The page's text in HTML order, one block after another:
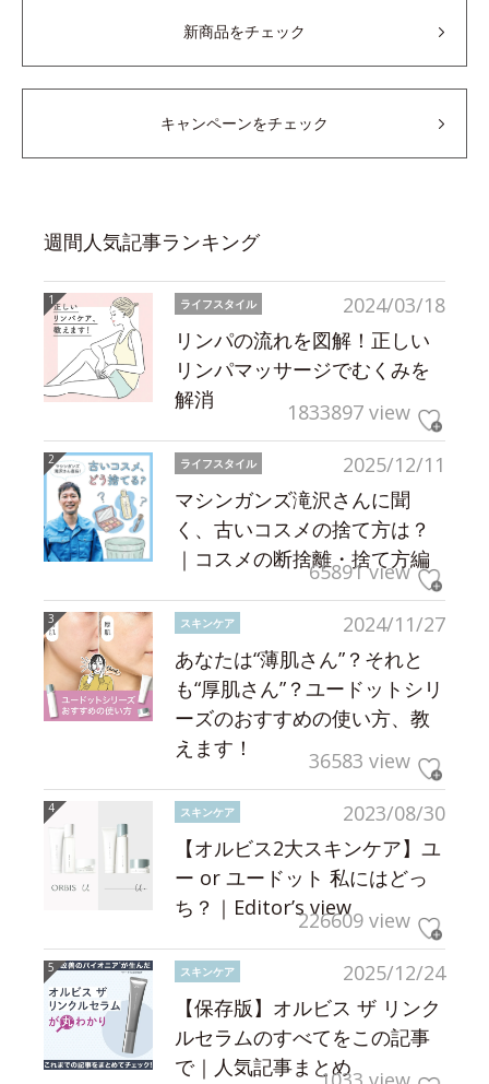
新商品をチェック
キャンペーンをチェック
週間人気記事ランキング
2024/03/18
ライフスタイル
リンパの流れを図解！正しい
リンパマッサージでむくみを
解消
1833897 view
2025/12/11
ライフスタイル
マシンガンズ滝沢さんに聞
く、古いコスメの捨て方は？
｜コスメの断捨離・捨て方編
65891 view
2024/11/27
スキンケア
あなたは“薄肌さん”？それと
も“厚肌さん”？ユードットシリ
ーズのおすすめの使い方、教
えます！
36583 view
2023/08/30
スキンケア
【オルビス2大スキンケア】ユ
ー or ユードット 私にはどっ
ち？｜Editor’s view226609 view
2025/12/24
スキンケア
【保存版】オルビス ザ リンク
ルセラムのすべてをこの記事
で｜人気記事まとめ